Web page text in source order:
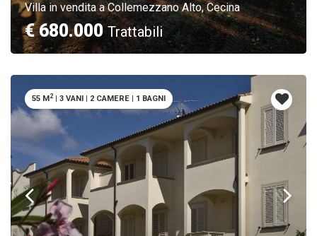
Villa in vendita a Collemezzano Alto, Cecina
€ 680.000Trattabili
55 M2 | 3 VANI | 2 CAMERE | 1 BAGNI